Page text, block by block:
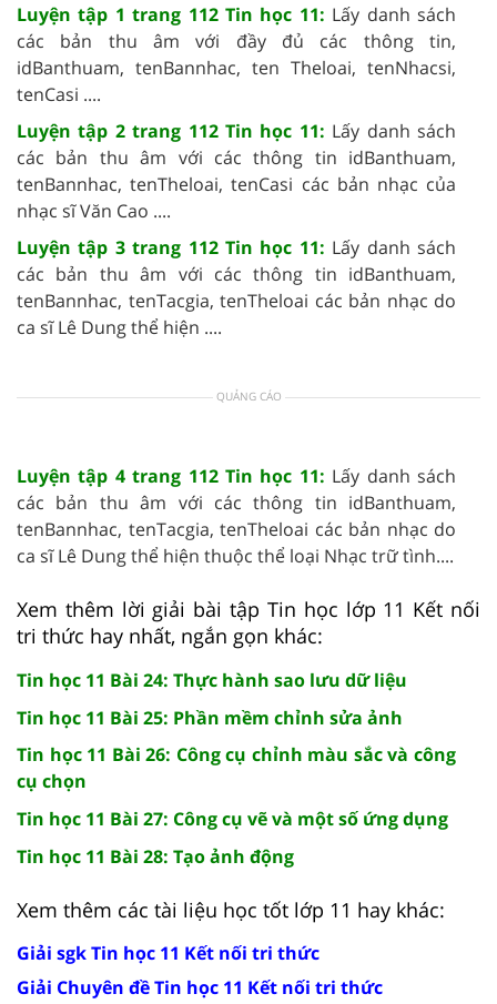
Luyện tập 1 trang 112 Tin học 11: Lấy danh sách
các bản thu âm với đầy đủ các thông tin,
idBanthuam, tenBannhac, ten Theloai, tenNhacsi,
tenCasi ....
Luyện tập 2 trang 112 Tin học 11: Lấy danh sách
các bản thu âm với các thông tin idBanthuam,
tenBannhac, tenTheloai, tenCasi các bản nhạc của
nhạc sĩ Văn Cao ....
Luyện tập 3 trang 112 Tin học 11: Lấy danh sách
các bản thu âm với các thông tin idBanthuam,
tenBannhac, tenTacgia, tenTheloai các bản nhạc do
ca sĩ Lê Dung thể hiện ....
QUẢNG CÁO
Luyện tập 4 trang 112 Tin học 11: Lấy danh sách
các bản thu âm với các thông tin idBanthuam,
tenBannhac, tenTacgia, tenTheloai các bản nhạc do
ca sĩ Lê Dung thể hiện thuộc thể loại Nhạc trữ tình....
Xem thêm lời giải bài tập Tin học lớp 11 Kết nối
tri thức hay nhất, ngắn gọn khác:
Tin học 11 Bài 24: Thực hành sao lưu dữ liệu
Tin học 11 Bài 25: Phần mềm chỉnh sửa ảnh
Tin học 11 Bài 26: Công cụ chỉnh màu sắc và công
cụ chọn
Tin học 11 Bài 27: Công cụ vẽ và một số ứng dụng
Tin học 11 Bài 28: Tạo ảnh động
Xem thêm các tài liệu học tốt lớp 11 hay khác:
Giải sgk Tin học 11 Kết nối tri thức
Giải Chuyên đề Tin học 11 Kết nối tri thức